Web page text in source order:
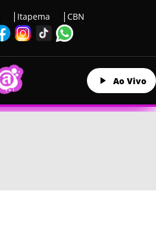
Itapema CBN
Ao Vivo